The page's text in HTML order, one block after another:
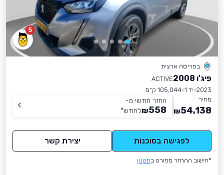
5
בפריסה ארצית
פיג'ו 2008
ACTIVE
2023 יד 1
105,044 ק״מ
מחיר
54,138
₪
החזר חודשי מ-
558
₪לחודש*
לפגישה בסוכנות יצירת קשר
*חישוב ההחזר מפורט בתקנון